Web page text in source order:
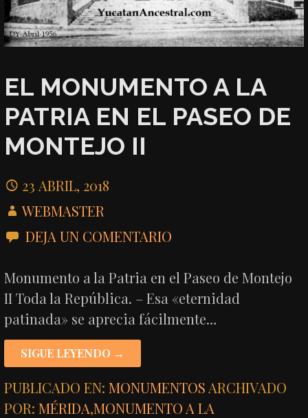
EL MONUMENTO A LA
PATRIA EN EL PASEO DE
MONTEJO II
23 ABRIL, 2018
WEBMASTER
DEJA UN COMENTARIO
Monumento a la Patria en el Paseo de Montejo
II Toda la República. – Esa «eternidad
patinada» se aprecia fácilmente…
SIGUE LEYENDO →
PUBLICADO EN:MONUMENTOS ARCHIVADO
POR:MÉRIDA,MONUMENTO A LA